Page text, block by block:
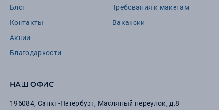
Блог
Контакты
Акции
Благодарности
Требования к макетам
Вакансии
НАШ ОФИС
196084, Санкт-Петербург, Масляный переулок, д.8